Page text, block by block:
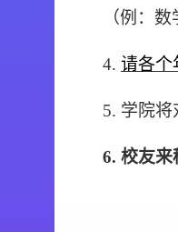
（例：
4. 请各个
5. 学院将
6. 校友来